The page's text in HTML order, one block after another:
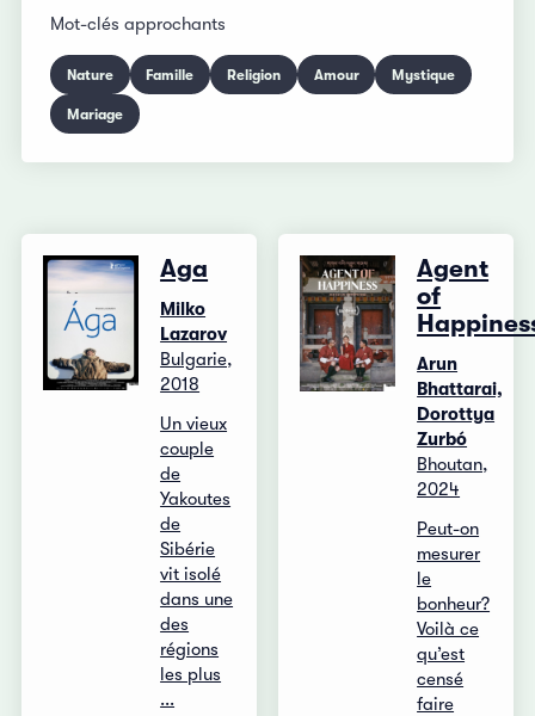
Mot-clés approchants
Nature Famille Religion Amour Mystique
Mariage
Aga
Milko
Lazarov
Bulgarie,
2018
Un vieux
couple
de
Yakoutes
de
Sibérie
vit isolé
dans une
des
régions
les plus
...
Agent
of
Arun
Bhattarai,
Dorottya
Zurbó
Bhoutan,
2024
Peut-on
mesurer
le
bonheur?
Voilà ce
qu’est
censé
faire